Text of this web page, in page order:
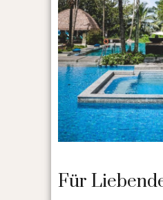
Für